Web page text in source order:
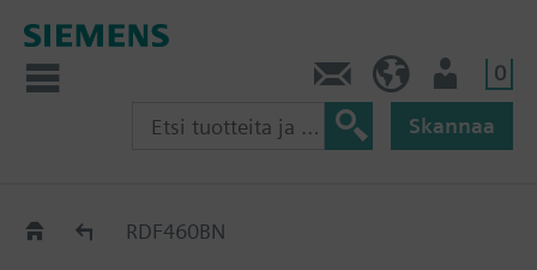
0
Skannaa
RDF4..BNRDF460BN